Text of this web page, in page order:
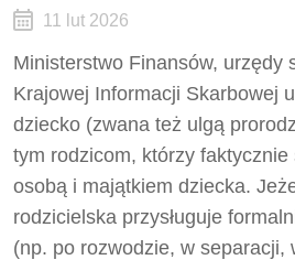
11 lut 2026
Ministerstwo Finansów, urzędy
Krajowej Informacji Skarbowej
dziecko (zwana też ulgą
tym rodzicom, którzy faktycznie
osobą i majątkiem dziecka.
rodzicielska przysługuje
(np. po rozwodzie, w separacji,